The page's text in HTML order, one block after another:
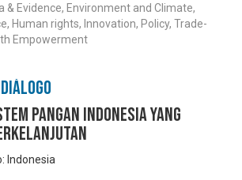
& Evidence, Environment and Climate,
Human rights, Innovation, Policy, Trade-
Empowerment
pangan Indonesia yang
Indonesia